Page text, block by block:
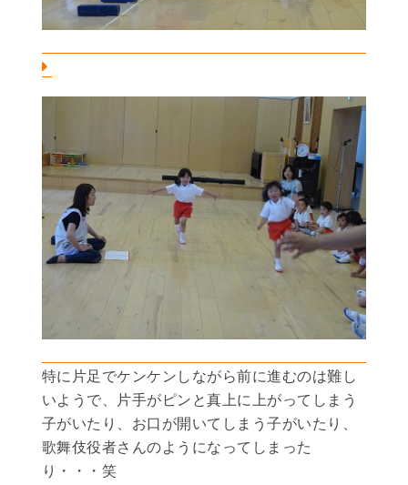
特に片足でケンケンしながら前に進むのは難し
いようで、片手がピンと真上に上がってしまう
子がいたり、お口が開いてしまう子がいたり、
歌舞伎役者さんのようになってしまった
り・・・笑